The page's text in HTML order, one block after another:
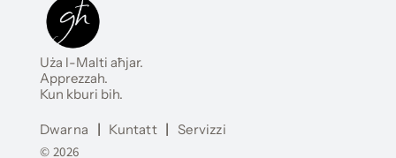
Uża l-Malti aħjar.
Apprezzah.
Kun kburi bih.
Dwarna | Kuntatt | Servizzi
© 2026